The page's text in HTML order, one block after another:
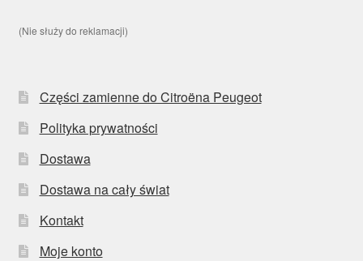
(Nie służy do reklamacji)
Części zamienne do Citroëna Peugeot
Polityka prywatności
Dostawa
Dostawa na cały świat
Kontakt
Moje konto